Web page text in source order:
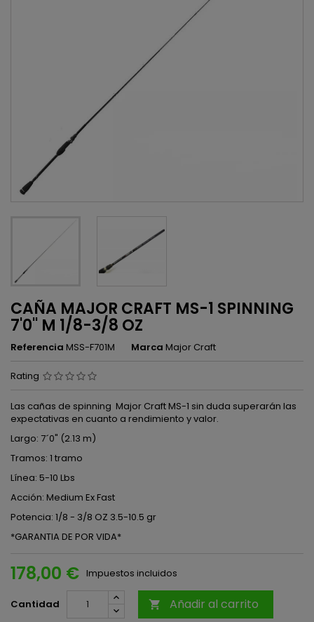
CAÑA MAJOR CRAFT MS-1 SPINNING
7'0'' M 1/8-3/8 OZ
Referencia MSS-F701M Marca Major Craft
Rating
Las cañas de spinning Major Craft MS-1 sin duda superarán las
expectativas en cuanto a rendimiento y valor.
Largo: 7´0" (2.13 m)
Tramos: 1 tramo
Línea: 5-10 Lbs
Acción: Medium Ex Fast
Potencia: 1/8 - 3/8 OZ 3.5-10.5 gr
*GARANTIA DE POR VIDA*
178,00 € Impuestos incluidos
Cantidad  Añadir al carrito